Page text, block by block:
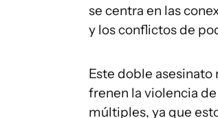
se centra en las
y los conflictos de
Este doble
frenen la violencia
múltiples, ya que